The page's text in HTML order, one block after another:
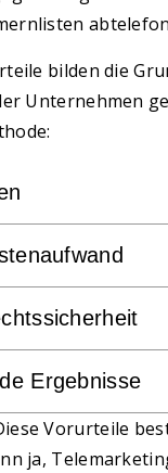
bilden die
Unternehmen
Ergebnisse
Vorurteile
ja,